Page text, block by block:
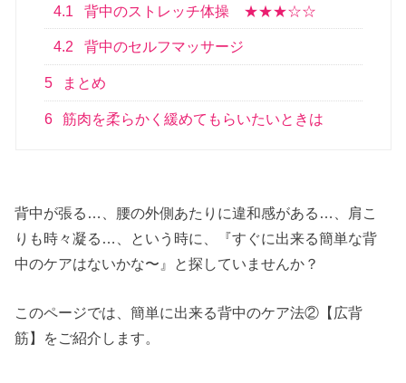
4.1 背中のストレッチ体操 ★★★☆☆
4.2 背中のセルフマッサージ
5 まとめ
6 筋肉を柔らかく緩めてもらいたいときは
背中が張る…、腰の外側あたりに違和感がある…、肩こ
りも時々凝る…、という時に、『すぐに出来る簡単な背
中のケアはないかな〜』と探していませんか？
このページでは、簡単に出来る背中のケア法②【広背
筋】をご紹介します。